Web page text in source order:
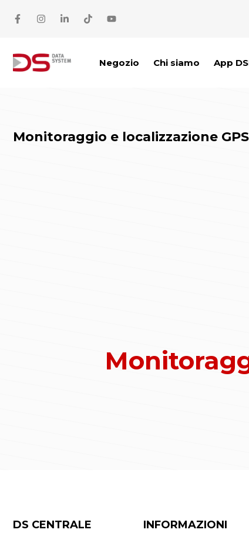
Negozio Chi siamo App
Monitoraggio e localizzazione
DS CENTRALE INFORMAZIONI